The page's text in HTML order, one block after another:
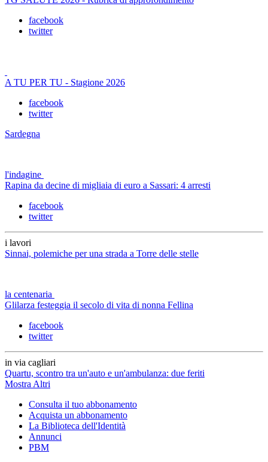
facebook
twitter
A TU PER TU - Stagione 2026
facebook
twitter
Sardegna
l'indagine
Rapina da decine di migliaia di euro a Sassari: 4 arresti
facebook
twitter
i lavori
Sinnai, polemiche per una strada a Torre delle stelle
la centenaria
Glilarza festeggia il secolo di vita di nonna Fellina
facebook
twitter
in via cagliari
Quartu, scontro tra un'auto e un'ambulanza: due feriti
Mostra Altri
Consulta il tuo abbonamento
Acquista un abbonamento
La Biblioteca dell'Identità
Annunci
PBM